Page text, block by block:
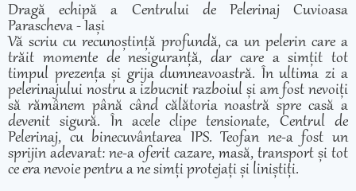
Dragă echipă a Centrului de Pelerinaj Cuvioasa
Parascheva - Iași
Vă scriu cu recunoștință profundă, ca un pelerin care a
trăit momente de nesiguranță, dar care a simțit tot
timpul prezența și grija dumneavoastră. În ultima zi a
pelerinajului nostru a izbucnit razboiul și am fost nevoiți
să rămânem până când călătoria noastră spre casă a
devenit sigură. În acele clipe tensionate, Centrul de
Pelerinaj, cu binecuvântarea IPS. Teofan ne-a fost un
sprijin adevarat: ne-a oferit cazare, masă, transport și tot
ce era nevoie pentru a ne simți protejați și liniștiți.